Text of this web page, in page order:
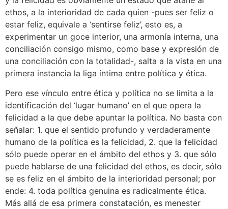
ethos, a la interioridad de cada quien -pues ser feliz o
estar feliz, equivale a ‘sentirse feliz’, esto es, a
experimentar un goce interior, una armonía interna, una
conciliación consigo mismo, como base y expresión de
una conciliación con la totalidad-, salta a la vista en una
primera instancia la liga íntima entre política y ética.
Pero ese vínculo entre ética y política no se limita a la
identificación del ‘lugar humano’ en el que opera la
felicidad a la que debe apuntar la política. No basta con
señalar: 1. que el sentido profundo y verdaderamente
humano de la política es la felicidad, 2. que la felicidad
sólo puede operar en el ámbito del ethos y 3. que sólo
puede hablarse de una felicidad del ethos, es decir, sólo
se es feliz en el ámbito de la interioridad personal; por
ende: 4. toda política genuina es radicalmente ética.
Más allá de esa primera constatación, es menester